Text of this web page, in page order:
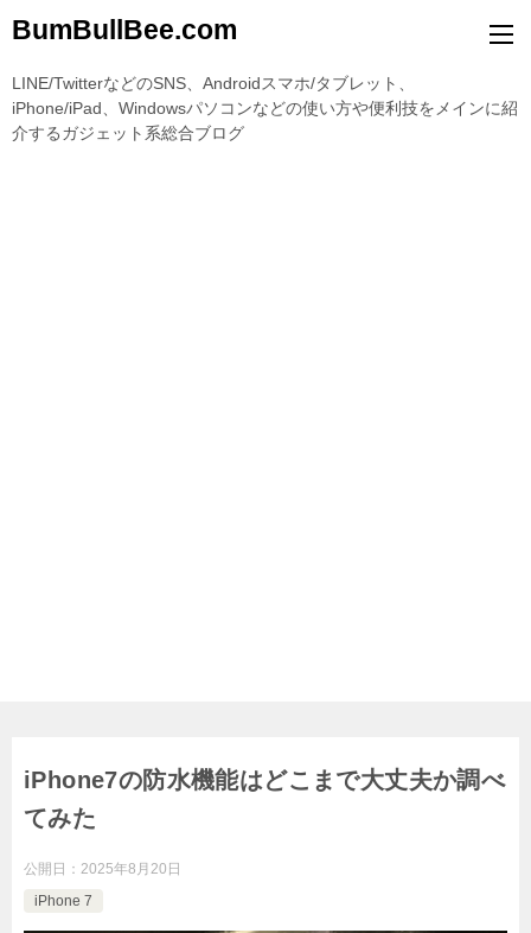
BumBullBee.com
LINE/TwitterなどのSNS、Androidスマホ/タブレット、
iPhone/iPad、Windowsパソコンなどの使い方や便利技をメインに紹
介するガジェット系総合ブログ
iPhone7の防水機能はどこまで大丈夫か調べ
てみた
公開日： 2025年8月20日
iPhone 7